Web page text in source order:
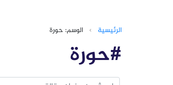
الرئيسية › الوسم: حورة
#حورة